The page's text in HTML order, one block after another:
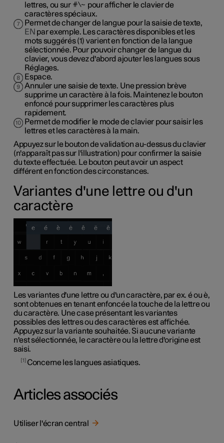
lettres, ou sur
pour afficher le clavier de
caractères spéciaux.
Permet de changer de langue pour la saisie de texte,
EN par exemple. Les caractères disponibles et les
mots suggérés (1) varient en fonction de la langue
sélectionnée. Pour pouvoir changer de langue du
clavier, vous devez d'abord ajouter les langues sous
Réglages.
Espace.
Annuler une saisie de texte. Une pression brève
supprime un caractère à la fois. Maintenez le bouton
enfoncé pour supprimer les caractères plus
rapidement.
Permet de modifier le mode de clavier pour saisir les
lettres et les caractères à la main.
Appuyez sur le bouton de validation au-dessus du clavier
(n'apparaît pas sur l'illustration) pour confirmer la saisie
du texte effectuée. Le bouton peut avoir un aspect
différent en fonction des circonstances.
Variantes d'une lettre ou d'un
caractère
Les variantes d'une lettre ou d'un caractère, par ex. éouè,
sont obtenues en tenant enfoncée la touche de la lettre ou
du caractère. Une case présentant les variantes
possibles des lettres ou des caractères est affichée.
Appuyez sur la variante souhaitée. Si aucune variante
n'est sélectionnée, le caractère ou la lettre d'origine est
saisi.
1 Concerne les langues asiatiques.
Articles associés
Utiliser l'écran central